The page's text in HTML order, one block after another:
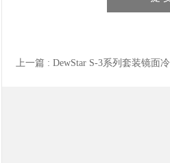
上一篇 : DewStar S-3系列套装镜面